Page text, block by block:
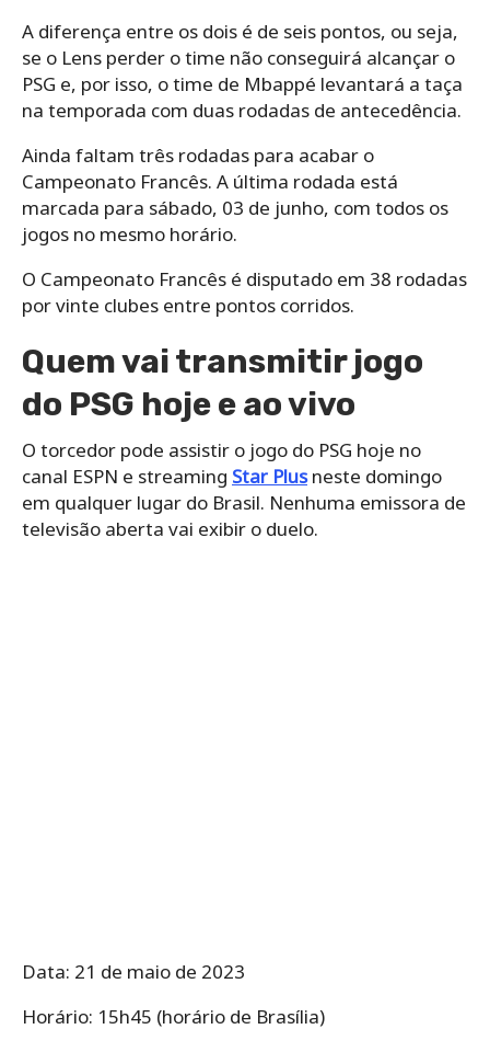
A diferença entre os dois é de seis pontos, ou seja,
se o Lens perder o time não conseguirá alcançar o
PSG e, por isso, o time de Mbappé levantará a taça
na temporada com duas rodadas de antecedência.
Ainda faltam três rodadas para acabar o
Campeonato Francês. A última rodada está
marcada para sábado, 03 de junho, com todos os
jogos no mesmo horário.
O Campeonato Francês é disputado em 38 rodadas
por vinte clubes entre pontos corridos.
Quem vai transmitir jogo
do PSG hoje e ao vivo
O torcedor pode assistir o jogo do PSG hoje no
canal ESPN e streaming Star Plusneste domingo
em qualquer lugar do Brasil. Nenhuma emissora de
televisão aberta vai exibir o duelo.
Data: 21 de maio de 2023
Horário: 15h45 (horário de Brasília)